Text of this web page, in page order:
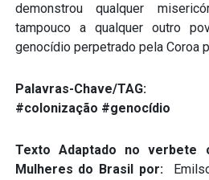
demonstrou qualquer
tampouco a qualquer outro
genocídio perpetrado pela Coroa
Palavras-Chave/TAG:
#colonização #genocídio
Texto Adaptado no verbete
Mulheres do Brasil por: